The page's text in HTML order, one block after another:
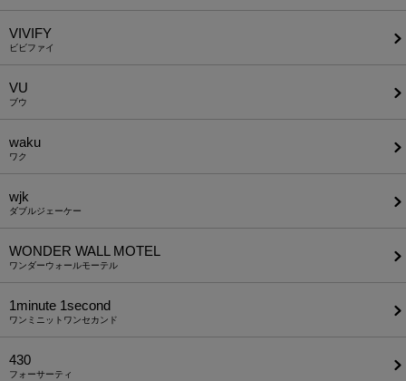
VIVIFY
ビビファイ
VU
ブウ
waku
ワク
wjk
ダブルジェーケー
WONDER WALL MOTEL
ワンダーウォールモーテル
1minute​ 1second
ワンミニットワンセカンド
430
フォーサーティ